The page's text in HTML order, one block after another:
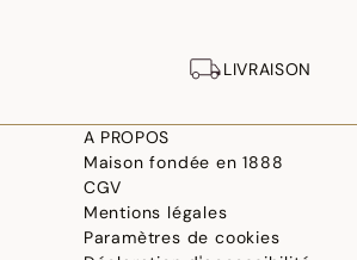
LIVRAISON
A PROPOS
Maison fondée en 1888
CGV
Mentions légales
Paramètres de cookies